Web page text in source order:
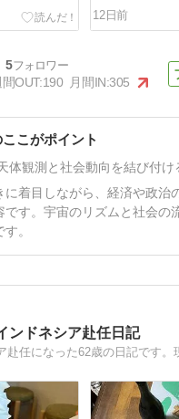
12日前
5
間OUT:190 月間IN:305
こがポイント
体観測と社会動向を結び付け
に着目しながら、経済や政治
です。宇宙のリズムと社会の
。
ンドネシア赴任日記